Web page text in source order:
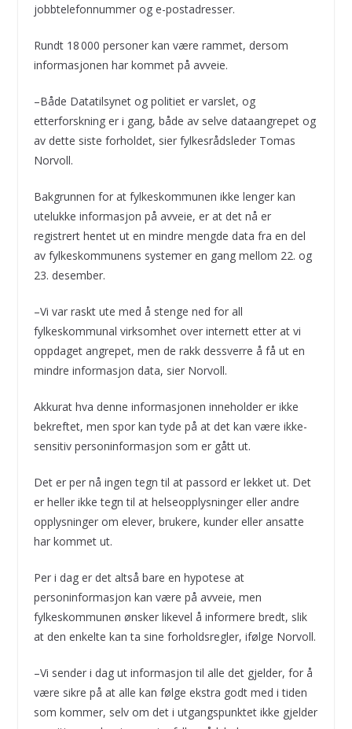
jobbtelefonnummer og e-postadresser.
Rundt 18 000 personer kan være rammet, dersom
informasjonen har kommet på avveie.
–Både Datatilsynet og politiet er varslet, og
etterforskning er i gang, både av selve dataangrepet og
av dette siste forholdet, sier fylkesrådsleder Tomas
Norvoll.
Bakgrunnen for at fylkeskommunen ikke lenger kan
utelukke informasjon på avveie, er at det nå er
registrert hentet ut en mindre mengde data fra en del
av fylkeskommunens systemer en gang mellom 22. og
23. desember.
–Vi var raskt ute med å stenge ned for all
fylkeskommunal virksomhet over internett etter at vi
oppdaget angrepet, men de rakk dessverre å få ut en
mindre informasjon data, sier Norvoll.
Akkurat hva denne informasjonen inneholder er ikke
bekreftet, men spor kan tyde på at det kan være ikke-
sensitiv personinformasjon som er gått ut.
Det er per nå ingen tegn til at passord er lekket ut. Det
er heller ikke tegn til at helseopplysninger eller andre
opplysninger om elever, brukere, kunder eller ansatte
har kommet ut.
Per i dag er det altså bare en hypotese at
personinformasjon kan være på avveie, men
fylkeskommunen ønsker likevel å informere bredt, slik
at den enkelte kan ta sine forholdsregler, ifølge Norvoll.
–Vi sender i dag ut informasjon til alle det gjelder, for å
være sikre på at alle kan følge ekstra godt med i tiden
som kommer, selv om det i utgangspunktet ikke gjelder